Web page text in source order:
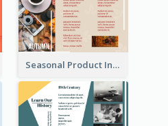
Seasonal Product Informational Tri Fold Brochure